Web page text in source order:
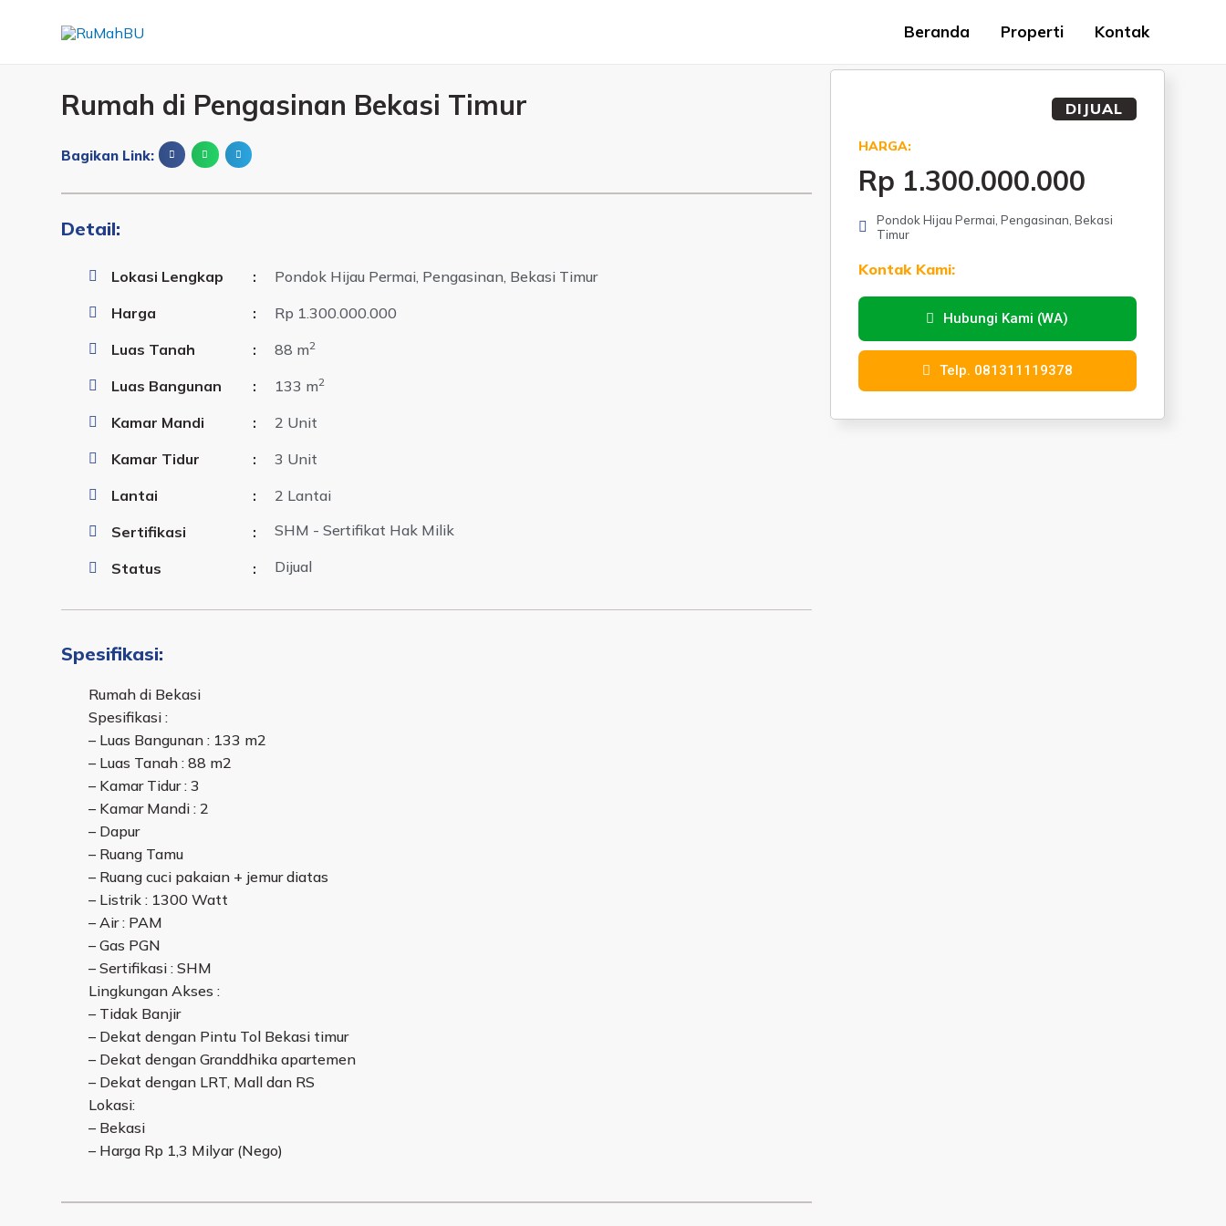
Beranda Properti Kontak
Rumah di Pengasinan Bekasi Timur
Bagikan Link:
Detail:
Lokasi Lengkap :
Pondok Hijau Permai, Pengasinan, Bekasi Timur
Harga
:
Rp 1.300.000.000
Luas Tanah
: 88 m2
Luas Bangunan : 133 m2
Kamar Mandi :
2 Unit
Kamar Tidur
:
3 Unit
Lantai
:
2 Lantai
Sertifikasi
: SHM - Sertifikat Hak Milik
Status : Dijual
Spesifikasi:
Rumah di Bekasi
Spesifikasi :
– Luas Bangunan : 133 m2
– Luas Tanah : 88 m2
– Kamar Tidur : 3
– Kamar Mandi : 2
– Dapur
– Ruang Tamu
– Ruang cuci pakaian + jemur diatas
– Listrik : 1300 Watt
– Air : PAM
– Gas PGN
– Sertifikasi : SHM
Lingkungan Akses :
– Tidak Banjir
– Dekat dengan Pintu Tol Bekasi timur
– Dekat dengan Granddhika apartemen
– Dekat dengan LRT, Mall dan RS
Lokasi:
– Bekasi
– Harga Rp 1,3 Milyar (Nego)
DIJUAL
HARGA:
Rp 1.300.000.000
Pondok Hijau Permai, Pengasinan, Bekasi
Timur
Kontak Kami:
Hubungi Kami (WA)
Telp. 081311119378